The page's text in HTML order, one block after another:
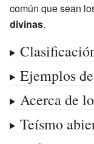
común que sean
divinas.
Ejemplos
Acerca de
Teísmo